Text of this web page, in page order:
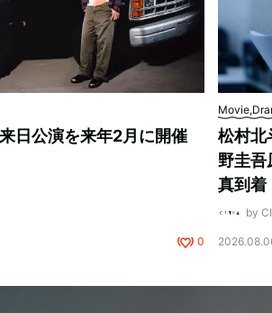
日公演を来年2月に開催
0
松村北
野圭吾
真到着
by